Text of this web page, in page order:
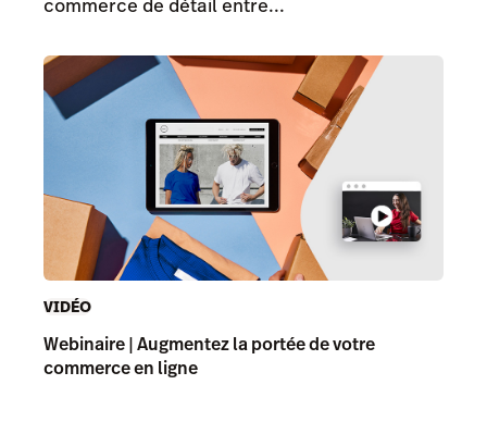
VIDÉO
Webinaire | Augmentez la portée de votre
commerce en ligne